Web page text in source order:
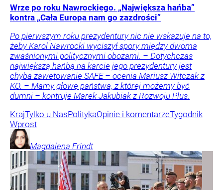
Wrze po roku Nawrockiego. „Największa hańba”
kontra „Cała Europa nam go zazdrości”
Po pierwszym roku prezydentury nic nie wskazuje na to,
żeby Karol Nawrocki wyciszył spory między dwoma
zwaśnionymi politycznymi obozami. – Dotychczas
największą hańbą na karcie jego prezydentury jest
chyba zawetowanie SAFE – ocenia Mariusz Witczak z
KO. – Mamy głowę państwa, z której możemy być
dumni – kontruje Marek Jakubiak z Rozwoju Plus.
KrajTylko u NasPolitykaOpinie i komentarzeTygodnik
Wprost
Magdalena Frindt